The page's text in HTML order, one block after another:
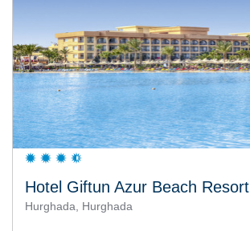
Hotel Giftun Azur Beach Resort
Hurghada, Hurghada